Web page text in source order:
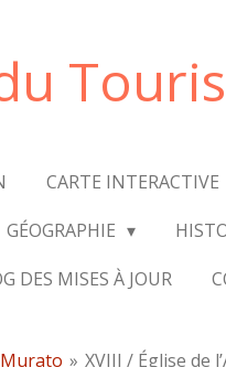
CARTE INTERACTIVE
GÉOGRAPHIE
DES MISES À JOUR
» XVIII / Église de